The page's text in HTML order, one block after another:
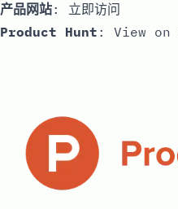
产品网站: 立即访问
Product Hunt : View on